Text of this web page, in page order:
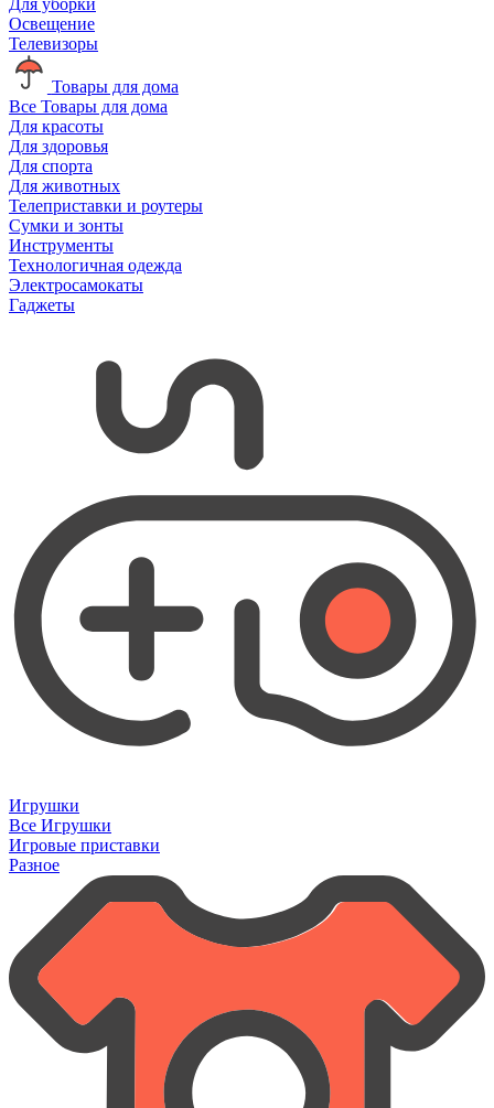
Освещение
Телевизоры
Товары для дома
Все Товары для дома
Для красоты
Для здоровья
Для спорта
Для животных
Телеприставки и роутеры
Сумки и зонты
Инструменты
Технологичная одежда
Электросамокаты
Гаджеты
Игрушки
Все Игрушки
Игровые приставки
Разное